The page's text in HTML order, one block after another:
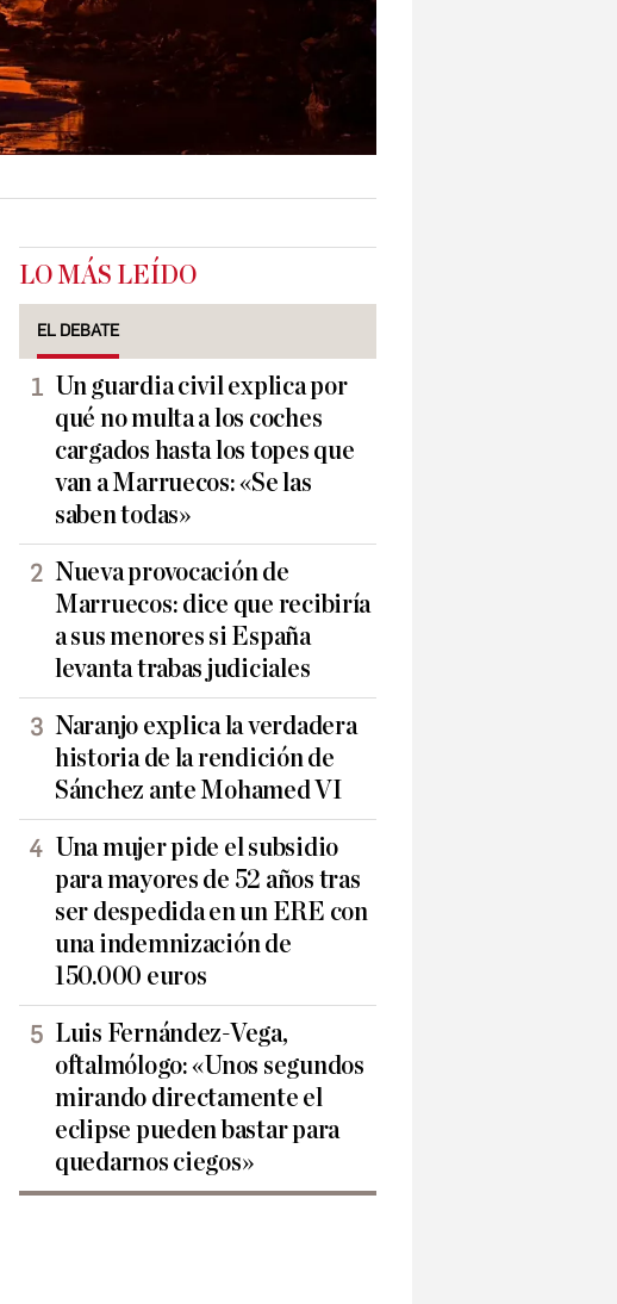
LO MÁS LEÍDO
EL DEBATE
Un guardia civil explica por
qué no multa a los coches
cargados hasta los topes que
van a Marruecos: «Se las
saben todas»
Nueva provocación de
Marruecos: dice que recibiría
a sus menores si España
levanta trabas judiciales
Naranjo explica la verdadera
historia de la rendición de
Sánchez ante Mohamed VI
Una mujer pide el subsidio
para mayores de 52 años tras
ser despedida en un ERE con
una indemnización de
150.000 euros
Luis Fernández-Vega,
oftalmólogo: «Unos segundos
mirando directamente el
eclipse pueden bastar para
quedarnos ciegos»